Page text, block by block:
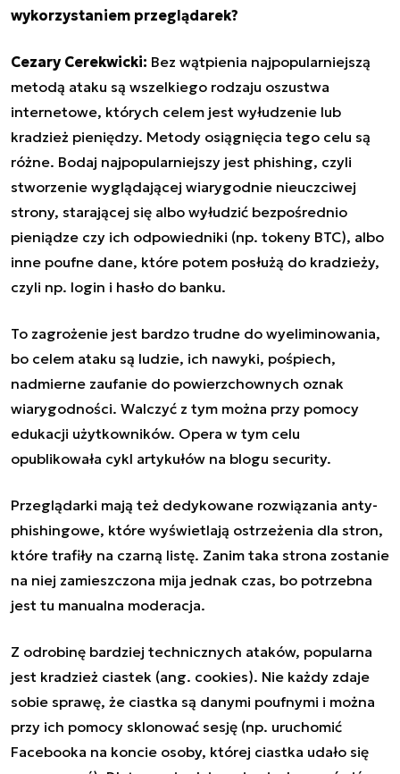
wykorzystaniem przeglądarek?
Cezary Cerekwicki: Bez wątpienia najpopularniejszą
metodą ataku są wszelkiego rodzaju oszustwa
internetowe, których celem jest wyłudzenie lub
kradzież pieniędzy. Metody osiągnięcia tego celu są
różne. Bodaj najpopularniejszy jest phishing, czyli
stworzenie wyglądającej wiarygodnie nieuczciwej
strony, starającej się albo wyłudzić bezpośrednio
pieniądze czy ich odpowiedniki (np. tokeny BTC), albo
inne poufne dane, które potem posłużą do kradzieży,
czyli np. login i hasło do banku.
To zagrożenie jest bardzo trudne do wyeliminowania,
bo celem ataku są ludzie, ich nawyki, pośpiech,
nadmierne zaufanie do powierzchownych oznak
wiarygodności. Walczyć z tym można przy pomocy
edukacji użytkowników. Opera w tym celu
opublikowała cykl artykułów na blogu security.
Przeglądarki mają też dedykowane rozwiązania anty-
phishingowe, które wyświetlają ostrzeżenia dla stron,
które trafiły na czarną listę. Zanim taka strona zostanie
na niej zamieszczona mija jednak czas, bo potrzebna
jest tu manualna moderacja.
Z odrobinę bardziej technicznych ataków, popularna
jest kradzież ciastek (ang. cookies). Nie każdy zdaje
sobie sprawę, że ciastka są danymi poufnymi i można
przy ich pomocy sklonować sesję (np. uruchomić
Facebooka na koncie osoby, której ciastka udało się